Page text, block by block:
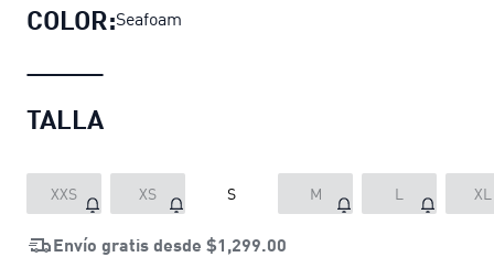
COLOR:Seafoam
TALLA
XXS XS S M L XL
Envío gratis desde $1,299.00